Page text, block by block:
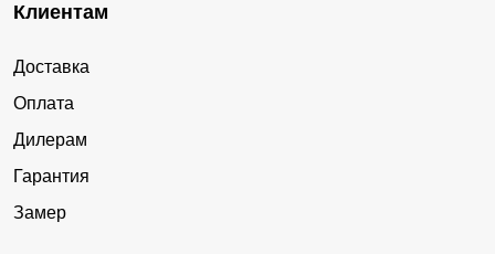
Клиентам
Доставка
Оплата
Дилерам
Гарантия
Замер